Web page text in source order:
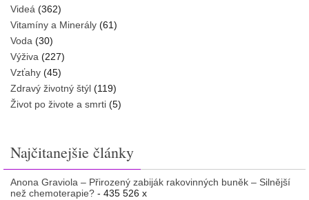
Videá (362)
Vitamíny a Minerály (61)
Voda (30)
Výživa (227)
Vzťahy (45)
Zdravý životný štýl (119)
Život po živote a smrti (5)
Najčitanejšie články
Anona Graviola – Přirozený zabiják rakovinných buněk – Silnější
než chemoterapie? - 435 526 x